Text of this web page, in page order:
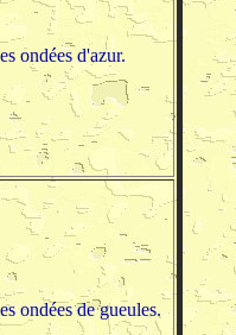
ondées d'azur.
ondées de gueules.